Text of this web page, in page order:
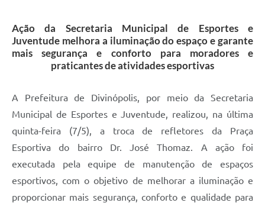
Ação da Secretaria Municipal de Esportes e
Juventude melhora a iluminação do espaço e garante
mais segurança e conforto para moradores e
praticantes de atividades esportivas
A Prefeitura de Divinópolis, por meio da Secretaria
Municipal de Esportes e Juventude, realizou, na última
quinta-feira (7/5), a troca de refletores da Praça
Esportiva do bairro Dr. José Thomaz. A ação foi
executada pela equipe de manutenção de espaços
esportivos, com o objetivo de melhorar a iluminação e
proporcionar mais segurança, conforto e qualidade para